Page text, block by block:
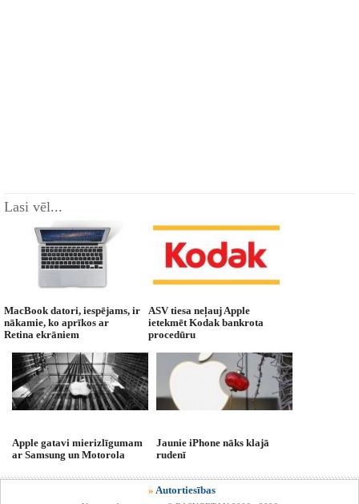
Lasi vēl...
MacBook datori, iespējams, ir
nākamie, ko aprīkos ar
Retina ekrāniem
ASV tiesa neļauj Apple
ietekmēt Kodak bankrota
procedūru
Apple gatavi mierizlīgumam
ar Samsung un Motorola
Jaunie iPhone nāks klajā
rudenī
» Autortiesības